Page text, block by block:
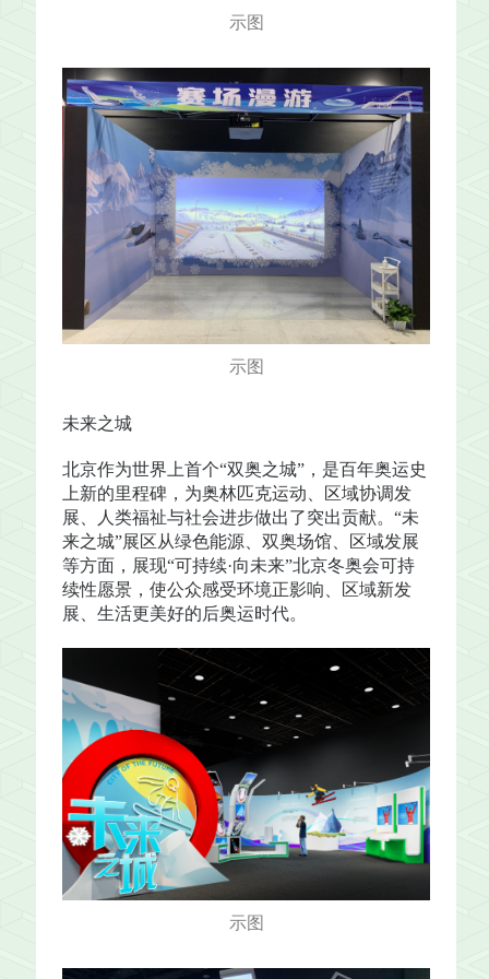
示图
示图
未来之城
北京作为世界上首个“双奥之城”，是百年奥运史
上新的里程碑，为奥林匹克运动、区域协调发
展、人类福祉与社会进步做出了突出贡献。“未
来之城”展区从绿色能源、双奥场馆、区域发展
等方面，展现“可持续·向未来”北京冬奥会可持
续性愿景，使公众感受环境正影响、区域新发
展、生活更美好的后奥运时代。
示图